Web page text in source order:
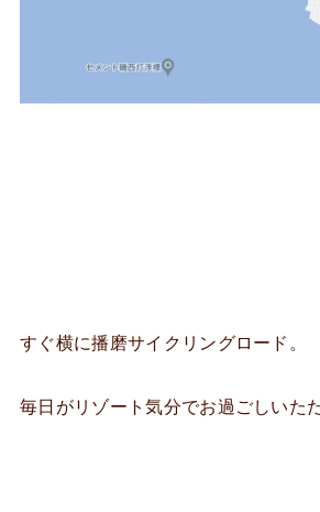
すぐ横に播磨サイクリングロード。
毎日がリゾート気分でお過ごしいた